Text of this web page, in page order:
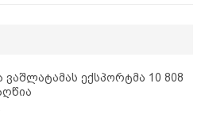
ვაშლატამას ექსპორტმა 10 808